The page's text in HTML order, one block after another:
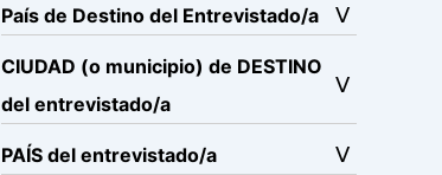
País de Destino del Entrevistado/a
CIUDAD (o municipio) de DESTINO
del entrevistado/a
PAÍS del entrevistado/a